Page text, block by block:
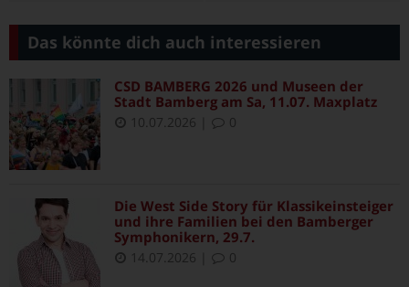
Das könnte dich auch interessieren
CSD BAMBERG 2026 und Museen der
Stadt Bamberg am Sa, 11.07. Maxplatz
10.07.2026 0
Die West Side Story für Klassikeinsteiger
und ihre Familien bei den Bamberger
Symphonikern, 29.7.
14.07.2026 0